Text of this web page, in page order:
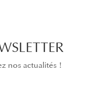
nos actualités !